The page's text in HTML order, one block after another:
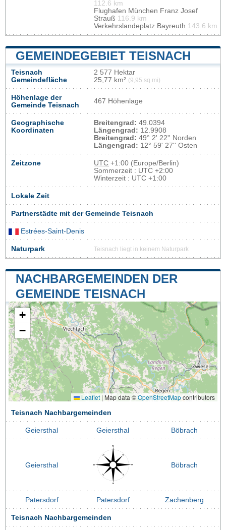
112.6 km
Flughafen München Franz Josef
Strauß 116.9 km
Verkehrslandeplatz Bayreuth 143.6 km
GEMEINDEGEBIET TEISNACH
Teisnach
Gemeindefläche
2 577 Hektar
25,77 km² (9,95 sq mi)
Höhenlage der
Gemeinde Teisnach
467 Höhenlage
Geographische
Koordinaten
Breitengrad: 49.0394
Längengrad: 12.9908
Breitengrad: 49° 2' 22'' Norden
Längengrad: 12° 59' 27'' Osten
Zeitzone UTC +1:00 (Europe/Berlin)
Sommerzeit : UTC +2:00
Winterzeit : UTC +1:00
Lokale Zeit
Partnerstädte mit der Gemeinde Teisnach
Estrées-Saint-Denis
Naturpark Teisnach liegt in keinem Naturpark
NACHBARGEMEINDEN DER
GEMEINDE TEISNACH
+
−
Leaflet | Map data ©OpenStreetMapcontributors
Teisnach Nachbargemeinden
Geiersthal Geiersthal Böbrach
Geiersthal Böbrach
Patersdorf Patersdorf Zachenberg
Teisnach Nachbargemeinden